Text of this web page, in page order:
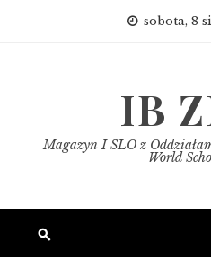
sobota, 8
IB
Magazyn I SLO z
World